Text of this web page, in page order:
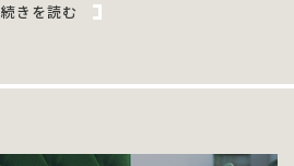
続きを読む